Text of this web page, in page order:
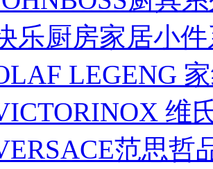
乐厨房家居小
LEGENG
维
范思哲